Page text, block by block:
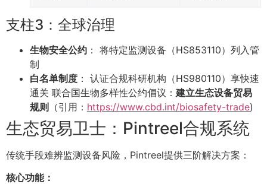
支柱3：全球治理
生物安全公约 ： 将特定监测设备（HS853110）列入管
制
白名单制度 ： 认证合规科研机构（HS980110）享快速
通关 联合国生物多样性公约倡议： 建立生态设备贸易
规则 （引用： https://www.cbd.int/biosafety-trade)
生态贸易卫士：Pintreel合规系统
传统手段难辨监测设备风险，Pintreel提供三阶解决方案：
核心功能：